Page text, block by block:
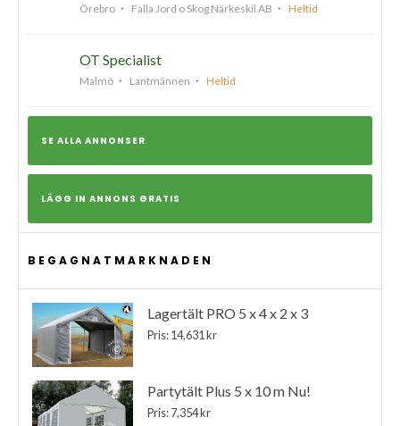
Örebro Falla Jord o Skog Närkeskil AB Heltid
OT Specialist
Malmö Lantmännen Heltid
SE ALLA ANNONSER
LÄGG IN ANNONS GRATIS
BEGAGNATMARKNADEN
Lagertält PRO 5 x 4 x 2 x 3
Pris: 14,631 kr
Partytält Plus 5 x 10 m Nu!
Pris: 7,354 kr